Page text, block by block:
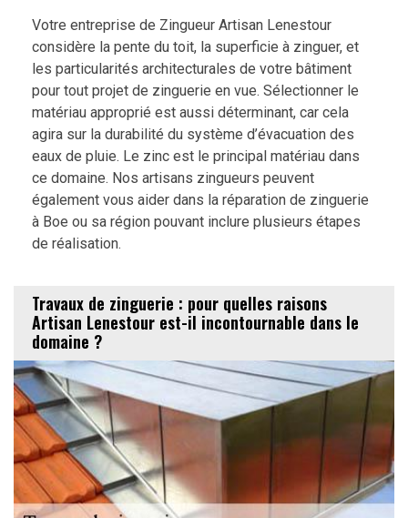
Votre entreprise de Zingueur Artisan Lenestour
considère la pente du toit, la superficie à zinguer, et
les particularités architecturales de votre bâtiment
pour tout projet de zinguerie en vue. Sélectionner le
matériau approprié est aussi déterminant, car cela
agira sur la durabilité du système d’évacuation des
eaux de pluie. Le zinc est le principal matériau dans
ce domaine. Nos artisans zingueurs peuvent
également vous aider dans la réparation de zinguerie
à Boe ou sa région pouvant inclure plusieurs étapes
de réalisation.
Travaux de zinguerie : pour quelles raisons
Artisan Lenestour est-il incontournable dans le
domaine ?